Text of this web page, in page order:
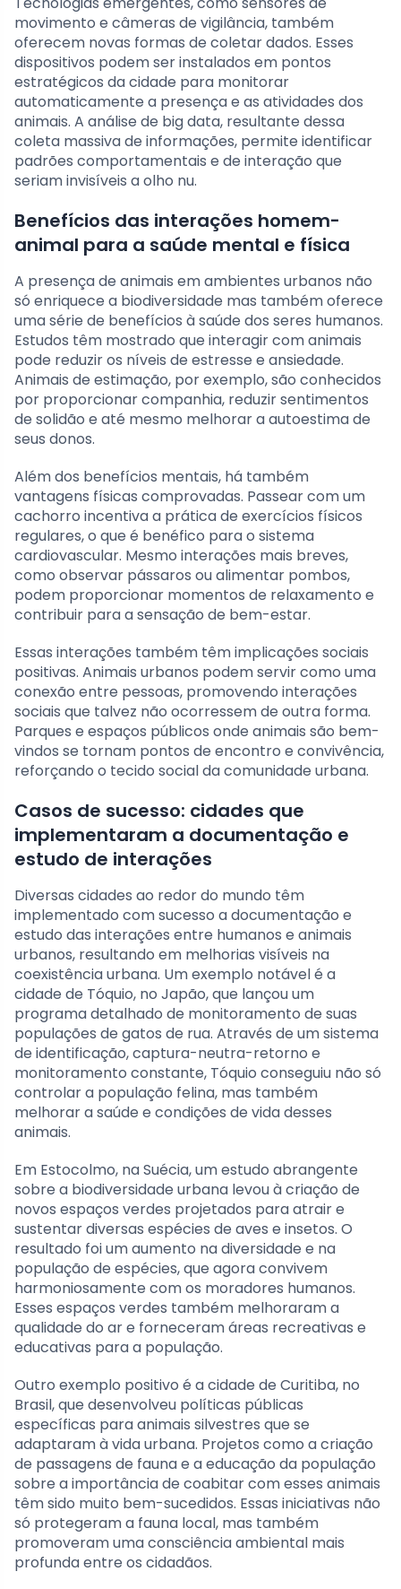
movimento e câmeras de vigilância, também
oferecem novas formas de coletar dados. Esses
dispositivos podem ser instalados em pontos
estratégicos da cidade para monitorar
automaticamente a presença e as atividades dos
animais. A análise de big data, resultante dessa
coleta massiva de informações, permite identificar
padrões comportamentais e de interação que
seriam invisíveis a olho nu.
Benefícios das interações homem-
animal para a saúde mental e física
A presença de animais em ambientes urbanos não
só enriquece a biodiversidade mas também oferece
uma série de benefícios à saúde dos seres humanos.
Estudos têm mostrado que interagir com animais
pode reduzir os níveis de estresse e ansiedade.
Animais de estimação, por exemplo, são conhecidos
por proporcionar companhia, reduzir sentimentos
de solidão e até mesmo melhorar a autoestima de
seus donos.
Além dos benefícios mentais, há também
vantagens físicas comprovadas. Passear com um
cachorro incentiva a prática de exercícios físicos
regulares, o que é benéfico para o sistema
cardiovascular. Mesmo interações mais breves,
como observar pássaros ou alimentar pombos,
podem proporcionar momentos de relaxamento e
contribuir para a sensação de bem-estar.
Essas interações também têm implicações sociais
positivas. Animais urbanos podem servir como uma
conexão entre pessoas, promovendo interações
sociais que talvez não ocorressem de outra forma.
Parques e espaços públicos onde animais são bem-
vindos se tornam pontos de encontro e convivência,
reforçando o tecido social da comunidade urbana.
Casos de sucesso: cidades que
implementaram a documentação e
estudo de interações
Diversas cidades ao redor do mundo têm
implementado com sucesso a documentação e
estudo das interações entre humanos e animais
urbanos, resultando em melhorias visíveis na
coexistência urbana. Um exemplo notável é a
cidade de Tóquio, no Japão, que lançou um
programa detalhado de monitoramento de suas
populações de gatos de rua. Através de um sistema
de identificação, captura-neutra-retorno e
monitoramento constante, Tóquio conseguiu não só
controlar a população felina, mas também
melhorar a saúde e condições de vida desses
animais.
Em Estocolmo, na Suécia, um estudo abrangente
sobre a biodiversidade urbana levou à criação de
novos espaços verdes projetados para atrair e
sustentar diversas espécies de aves e insetos. O
resultado foi um aumento na diversidade e na
população de espécies, que agora convivem
harmoniosamente com os moradores humanos.
Esses espaços verdes também melhoraram a
qualidade do ar e forneceram áreas recreativas e
educativas para a população.
Outro exemplo positivo é a cidade de Curitiba, no
Brasil, que desenvolveu políticas públicas
específicas para animais silvestres que se
adaptaram à vida urbana. Projetos como a criação
de passagens de fauna e a educação da população
sobre a importância de coabitar com esses animais
têm sido muito bem-sucedidos. Essas iniciativas não
só protegeram a fauna local, mas também
promoveram uma consciência ambiental mais
profunda entre os cidadãos.